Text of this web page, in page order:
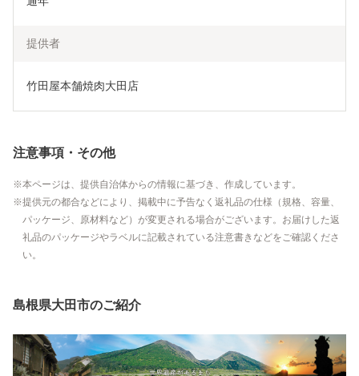
提供者
竹田屋本舗焼肉大田店
注意事項・その他
本ページは、提供自治体からの情報に基づき、作成しています。
提供元の都合などにより、掲載中に予告なく返礼品の仕様（規格、容量、
パッケージ、原材料など）が変更される場合がございます。お届けした返
礼品のパッケージやラベルに記載されている注意書きなどをご確認くださ
い。
島根県大田市のご紹介